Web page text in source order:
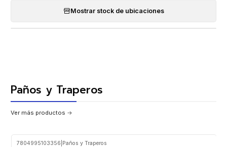
Mostrar stock de ubicaciones
Paños y Traperos
Ver más productos
7804995103356 Paños y Traperos